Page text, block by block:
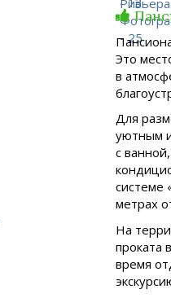
Это
в
Для
уютным
с
системе
метрах
На
проката
время